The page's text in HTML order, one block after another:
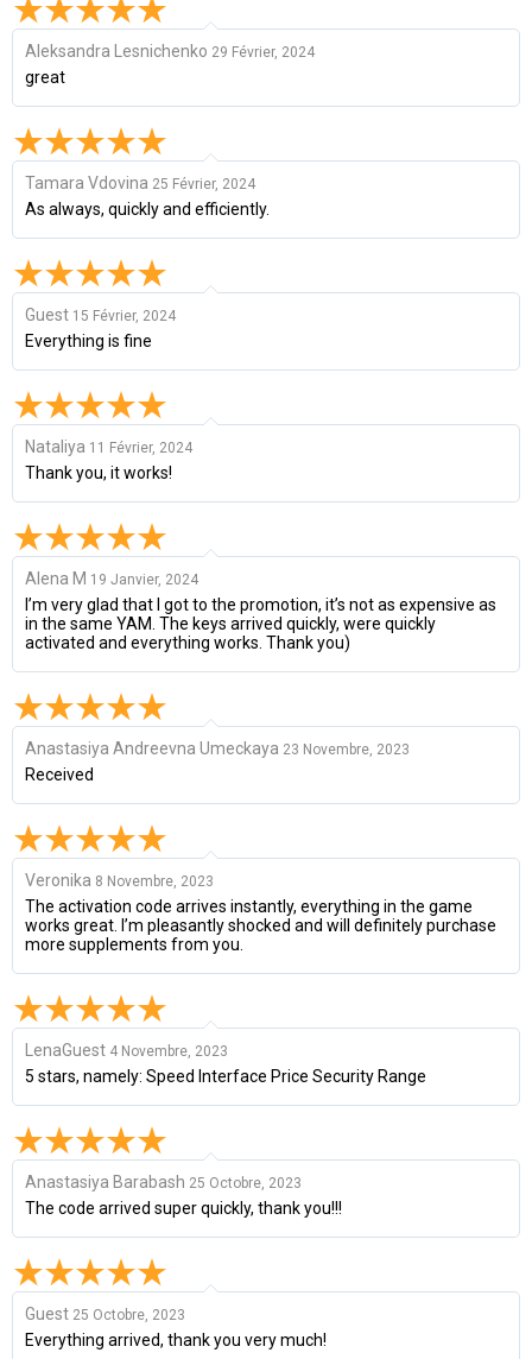
Aleksandra Lesnichenko 29 Février, 2024
great
Tamara Vdovina 25 Février, 2024
As always, quickly and efficiently.
Guest 15 Février, 2024
Everything is fine
Nataliya 11 Février, 2024
Thank you, it works!
Alena M 19 Janvier, 2024
I’m very glad that I got to the promotion, it’s not as expensive as
in the same YAM. The keys arrived quickly, were quickly
activated and everything works. Thank you)
Anastasiya Andreevna Umeckaya 23 Novembre, 2023
Received
Veronika 8 Novembre, 2023
The activation code arrives instantly, everything in the game
works great. I’m pleasantly shocked and will definitely purchase
more supplements from you.
LenaGuest 4 Novembre, 2023
5 stars, namely: Speed Interface Price Security Range
Anastasiya Barabash 25 Octobre, 2023
The code arrived super quickly, thank you!!!
Guest 25 Octobre, 2023
Everything arrived, thank you very much!